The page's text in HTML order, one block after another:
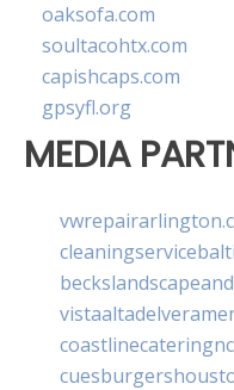
oaksofa.com
soultacohtx.com
capishcaps.com
gpsyfl.org
MEDIA